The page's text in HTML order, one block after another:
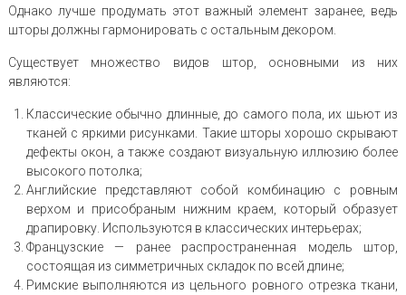
Однако лучше продумать этот важный элемент заранее, ведь
шторы должны гармонировать с остальным декором.
Существует множество видов штор, основными из них
являются:
Классические обычно длинные, до самого пола, их шьют из
тканей с яркими рисунками. Такие шторы хорошо скрывают
дефекты окон, а также создают визуальную иллюзию более
высокого потолка;
Английские представляют собой комбинацию с ровным
верхом и присобраным нижним краем, который образует
драпировку. Используются в классических интерьерах;
Французские — ранее распространенная модель штор,
состоящая из симметричных складок по всей длине;
Римские выполняются из цельного ровного отрезка ткани,